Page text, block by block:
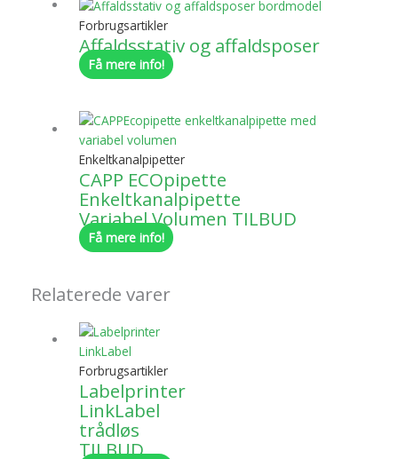
Forbrugsartikler
Affaldsstativ og affaldsposer
Få mere info!
Enkeltkanalpipetter
CAPP ECOpipette
Enkeltkanalpipette
Variabel Volumen TILBUD
Få mere info!
Relaterede varer
Forbrugsartikler
Labelprinter
LinkLabel
trådløs
TILBUD